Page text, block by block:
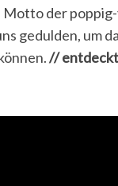
der
gedulden, um
//